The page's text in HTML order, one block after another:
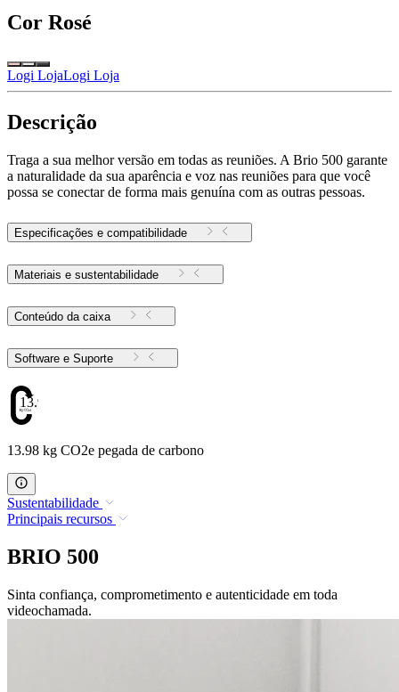
Cor Rosé
Logi LojaLogi Loja
Descrição
Traga a sua melhor versão em todas as reuniões. A Brio 500 garante
a naturalidade da sua aparência e voz nas reuniões para que você
possa se conectar de forma mais genuína com as outras pessoas.
Especificações e compatibilidade
Materiais e sustentabilidade
Conteúdo da caixa
Software e Suporte
13.98
13.98 kg CO2e pegada de carbono
Sustentabilidade
Principais recursos
BRIO 500
Sinta confiança, comprometimento e autenticidade em toda
videochamada.